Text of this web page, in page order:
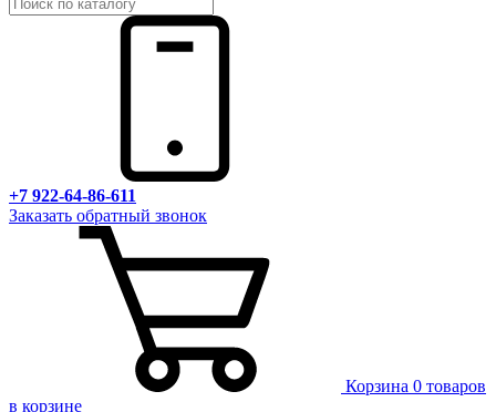
+7 922-64-86-611
Заказать обратный звонок
Корзина 0 товаров
в корзине